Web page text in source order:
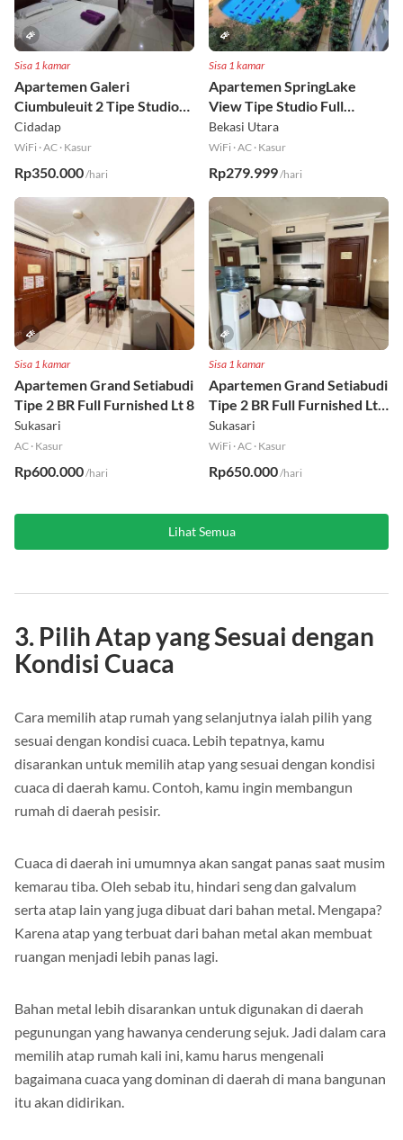
Sisa 1 kamar
Apartemen Galeri
Ciumbuleuit 2 Tipe Studio
Full Furnished Lt 30
Cidadap
WiFi ·AC · Kasur
Rp350.000/hari
Sisa 1 kamar
Apartemen SpringLake
View Tipe Studio Full
Furnished Lt 2
Bekasi Utara
WiFi ·AC · Kasur
Rp279.999/hari
Sisa 1 kamar
Apartemen Grand Setiabudi
Tipe 2 BR Full Furnished Lt 8
Sukasari
AC · Kasur
Rp600.000/hari
Sisa 1 kamar
Apartemen Grand Setiabudi
Tipe 2 BR Full Furnished Lt
19
Sukasari
WiFi ·AC · Kasur
Rp650.000/hari
Lihat Semua
3. Pilih Atap yang Sesuai dengan
Kondisi Cuaca
Cara memilih atap rumah yang selanjutnya ialah pilih yang
sesuai dengan kondisi cuaca. Lebih tepatnya, kamu
disarankan untuk memilih atap yang sesuai dengan kondisi
cuaca di daerah kamu. Contoh, kamu ingin membangun
rumah di daerah pesisir.
Cuaca di daerah ini umumnya akan sangat panas saat musim
kemarau tiba. Oleh sebab itu, hindari seng dan galvalum
serta atap lain yang juga dibuat dari bahan metal. Mengapa?
Karena atap yang terbuat dari bahan metal akan membuat
ruangan menjadi lebih panas lagi.
Bahan metal lebih disarankan untuk digunakan di daerah
pegunungan yang hawanya cenderung sejuk. Jadi dalam cara
memilih atap rumah kali ini, kamu harus mengenali
bagaimana cuaca yang dominan di daerah di mana bangunan
itu akan didirikan.